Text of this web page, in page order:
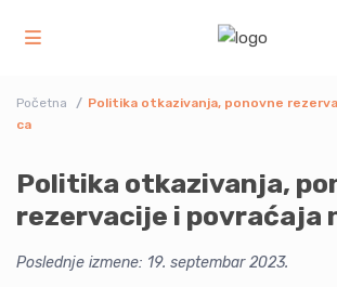
Početna
Politika otkazivanja, ponovne
ca
Politika otkazivanja,
rezervacije i povraćaja
Poslednje izmene: 19. septembar 2023.